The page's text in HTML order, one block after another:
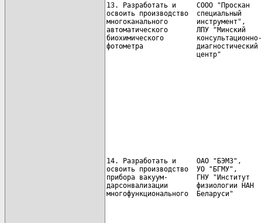
13. Разработать и     СООО
освоить производство
многоканального       инструмент",
автоматического       ЛПУ
биохимического
фотометра             диагностический
центр"
14. Разработать и     ОАО "БЭМЗ",
освоить производство  УО
прибора вакуум-       ГНУ "Институт
дарсонвализации       физиологии